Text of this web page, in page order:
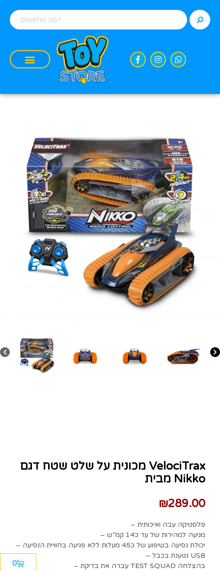
0
מכונית על שלט שטח דגם VelociTrax
מבית Nikko
₪289.00
– פלסטיקה עבה ואיכותית
– מגיעה למהירות של עד כ14 קמ”ש
– יכולת נסיעה בשיפוע של כ45 מעלות ללא פגיעה בחוויית הנסיעה
– נטענת בכבל USB
– עברה את בדיקת TEST SQUAD בהצלחה